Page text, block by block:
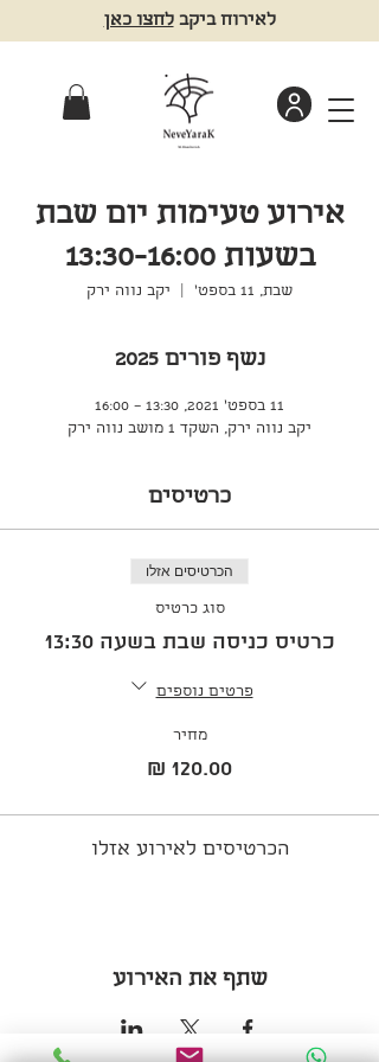
לאירוח ביקבלחצו כאן
אירוע טעימות יום שבת
בשעות 13:30-16:00
שבת, 11 בספט׳ יקב נווה ירק
נשף פורים 2025
11 בספט׳ 2021, 13:30 – 16:00
יקב נווה ירק, השקד 1 מושב נווה ירק
כרטיסים
הכרטיסים אזלו
סוג כרטיס
כרטיס כניסה שבת בשעה 13:30
פרטים נוספים
מחיר
הכרטיסים לאירוע אזלו
שתף את האירוע